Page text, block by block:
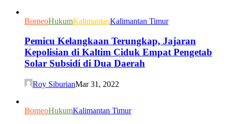
BorneoHukumKalimantanKalimantan Timur
Pemicu Kelangkaan Terungkap, Jajaran
Kepolisian di Kaltim Ciduk Empat Pengetab
Solar Subsidi di Dua Daerah
Roy SiburianMar 31, 2022
BorneoHukumKalimantan Timur